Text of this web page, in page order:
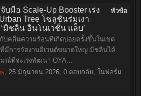
หัวข้อ
จับมือ Scale-Up Booster เร่ง
Tree โซลูชันร่มเงา
มิชลิน อินโนเวชั่น แล็บ’
บคลื่นความร้อนที่เกิดบ่อยครั้งขึ้นในเขต
ที่มีการจัดงานอีเวนต์ขนาดใหญ่ มิชลินได้
มณ์ที่จะเร่งพัฒนา OYA...
, 25 มิถุนายน 2026, 0 ตอบกลับ, ในฟอรั่ม: